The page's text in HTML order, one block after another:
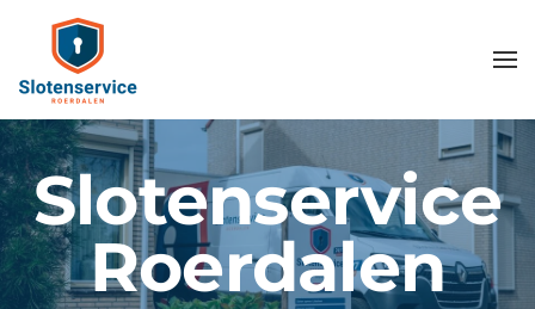
Skip
to
main
content
Slotenservice
Roerdalen